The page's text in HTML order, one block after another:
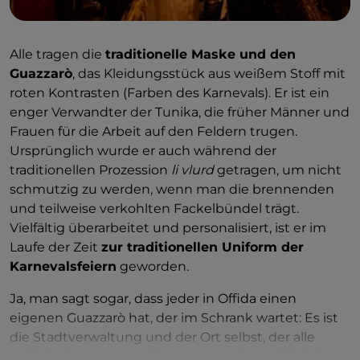
Bildquelle: Offida Vlurd 2 ph Ignacio Maria Coccia
Alle tragen die traditionelle Maske und den
Guazzarò, das Kleidungsstück aus weißem Stoff mit
roten Kontrasten (Farben des Karnevals). Er ist ein
enger Verwandter der Tunika, die früher Männer und
Frauen für die Arbeit auf den Feldern trugen.
Ursprünglich wurde er auch während der
traditionellen Prozession li vlurdgetragen, um nicht
schmutzig zu werden, wenn man die brennenden
und teilweise verkohlten Fackelbündel trägt.
Vielfältig überarbeitet und personalisiert, ist er im
Laufe der Zeit zur traditionellen Uniform der
Karnevalsfeiern geworden.
Ja, man sagt sogar, dass jeder in Offida einen
eigenen Guazzarò hat, der im Schrank wartet: Es ist
die Stadtverwaltung und der Ort selbst, der alle